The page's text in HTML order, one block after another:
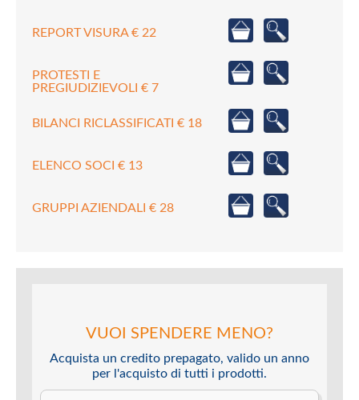
REPORT VISURA € 22
PROTESTI E
PREGIUDIZIEVOLI € 7
BILANCI RICLASSIFICATI € 18
ELENCO SOCI € 13
GRUPPI AZIENDALI € 28
VUOI SPENDERE MENO?
Acquista un credito prepagato, valido un anno
per l'acquisto di tutti i prodotti.